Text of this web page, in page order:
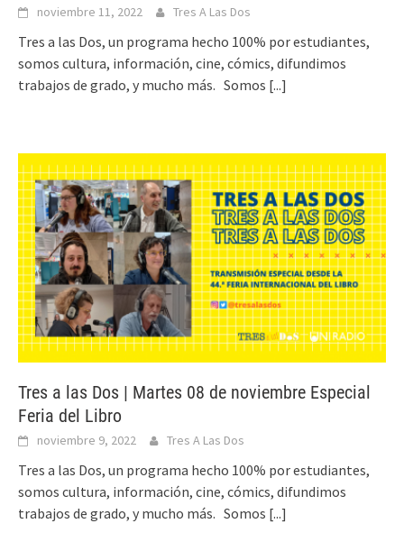
noviembre 11, 2022 Tres A Las Dos
Tres a las Dos, un programa hecho 100% por estudiantes,
somos cultura, información, cine, cómics, difundimos
trabajos de grado, y mucho más. Somos [...]
Tres a las Dos | Martes 08 de noviembre Especial
Feria del Libro
noviembre 9, 2022 Tres A Las Dos
Tres a las Dos, un programa hecho 100% por estudiantes,
somos cultura, información, cine, cómics, difundimos
trabajos de grado, y mucho más. Somos [...]